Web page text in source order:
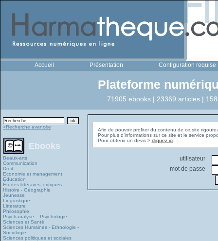
Accueil Présentation Configuration requise
Plateforme
71905 ebooks | 23369 articles |
>Recherche avancée
Ebooks
Beaux-arts
Communication
Droit
Economie et management
Education
Études littéraires, critiques
Histoire - Géographie
Jeunesse
Linguistique
Littérature
Philosophie
Psychanalyse – Psychologie
Sciences et Santé
Sciences Humaines - Ethnologie -
Sociologie
Sciences politiques et sociales
Afin de pouvoir profiter du contenu de ce site
Pour plus d'informations sur ce site et le service
Pour obtenir un devis > cliquez ici
utilisateur
mot de passe